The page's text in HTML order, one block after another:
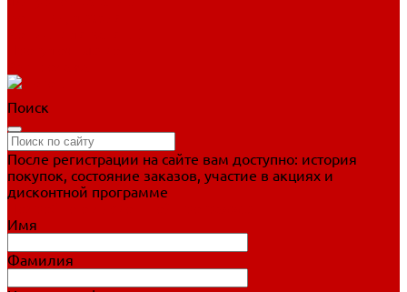
Поиск
После регистрации на сайте вам доступно: история
покупок, состояние заказов, участие в акциях и
дисконтной программе
Имя
Фамилия